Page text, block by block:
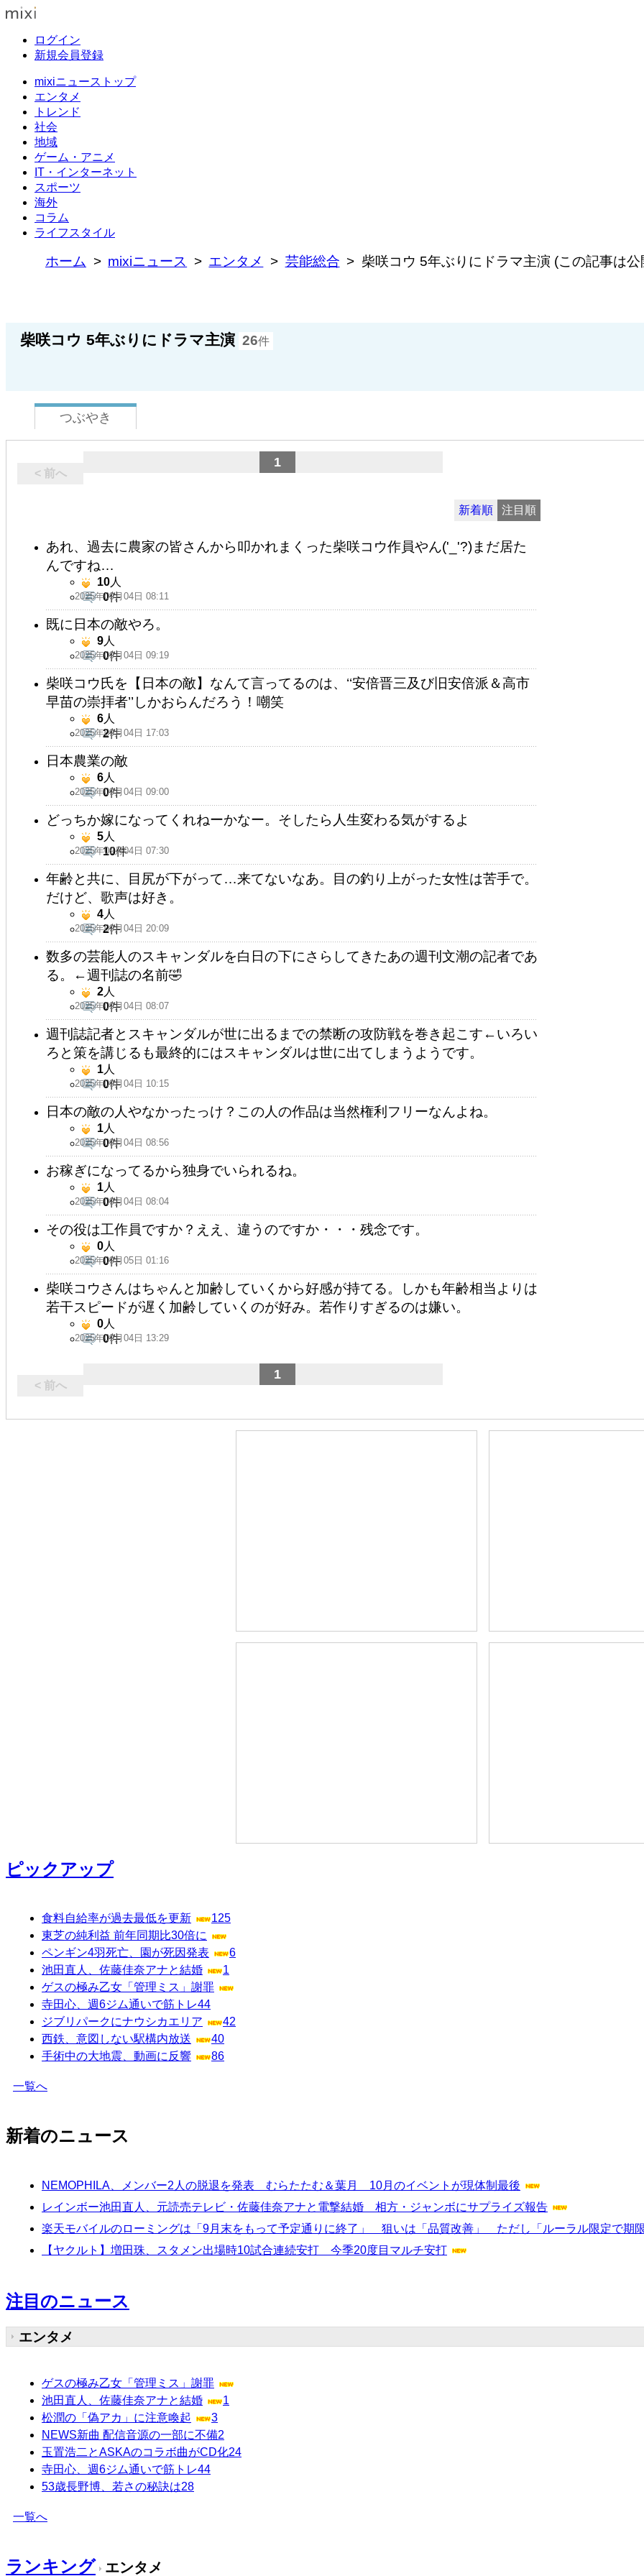
ログイン
新規会員登録
mixiニューストップ
エンタメ
トレンド
社会
地域
ゲーム・アニメ
IT・インターネット
スポーツ
海外
コラム
ライフスタイル
ホーム mixiニュース エンタメ 芸能総合 柴咲コウ 5年ぶりにドラマ主演 (この記事は
柴咲コウ 5年ぶりにドラマ主演 26件
つぶやき
< 前へ
1
新着順 注目順
あれ、過去に農家の皆さんから叩かれまくった柴咲コウ作員やん('_'?)まだ居た
んですね…
2025年09月04日 08:11
10人
0件
既に日本の敵やろ。
2025年09月04日 09:19
9人
0件
柴咲コウ氏を【日本の敵】なんて言ってるのは、‘‘安倍晋三及び旧安倍派＆高市
早苗の崇拝者’’しかおらんだろう！嘲笑
2025年09月04日 17:03
6人
2件
日本農業の敵
2025年09月04日 09:00
6人
0件
どっちか嫁になってくれねーかなー。そしたら人生変わる気がするよ
2025年09月04日 07:30
5人
10件
年齢と共に、目尻が下がって…来てないなあ。目の釣り上がった女性は苦手で。
だけど、歌声は好き。
2025年09月04日 20:09
4人
2件
数多の芸能人のスキャンダルを白日の下にさらしてきたあの週刊文潮の記者であ
る。←週刊誌の名前🤣
2025年09月04日 08:07
2人
0件
週刊誌記者とスキャンダルが世に出るまでの禁断の攻防戦を巻き起こす←いろい
ろと策を講じるも最終的にはスキャンダルは世に出てしまうようです。
2025年09月04日 10:15
1人
0件
日本の敵の人やなかったっけ？この人の作品は当然権利フリーなんよね。
2025年09月04日 08:56
1人
0件
お稼ぎになってるから独身でいられるね。
2025年09月04日 08:04
1人
0件
その役は工作員ですか？ええ、違うのですか・・・残念です。
2025年09月05日 01:16
0人
0件
柴咲コウさんはちゃんと加齢していくから好感が持てる。しかも年齢相当よりは
若干スピードが遅く加齢していくのが好み。若作りすぎるのは嫌い。
2025年09月04日 13:29
0人
0件
< 前へ
1
ピックアップ
食料自給率が過去最低を更新
125
東芝の純利益 前年同期比30倍に
ペンギン4羽死亡、園が死因発表
6
池田直人、佐藤佳奈アナと結婚
1
ゲスの極み乙女「管理ミス」謝罪
寺田心、週6ジム通いで筋トレ44
ジブリパークにナウシカエリア
42
西鉄、意図しない駅構内放送
40
手術中の大地震、動画に反響
86
一覧へ
新着のニュース
NEMOPHILA、メンバー2人の脱退を発表 むらたたむ＆葉月 10月のイベントが現体制最後
レインボー池田直人、元読売テレビ・佐藤佳奈アナと電撃結婚 相方・ジャンボにサプライズ報告
楽天モバイルのローミングは「9月末をもって予定通りに終了」 狙いは「品質改善」 ただし「ルーラル限定で期
【ヤクルト】増田珠、スタメン出場時10試合連続安打 今季20度目マルチ安打
注目のニュース
エンタメ
ゲスの極み乙女「管理ミス」謝罪
池田直人、佐藤佳奈アナと結婚
1
松潤の「偽アカ」に注意喚起
3
NEWS新曲 配信音源の一部に不備2
玉置浩二とASKAのコラボ曲がCD化24
寺田心、週6ジム通いで筋トレ44
53歳長野博、若さの秘訣は28
一覧へ
ランキング エンタメ